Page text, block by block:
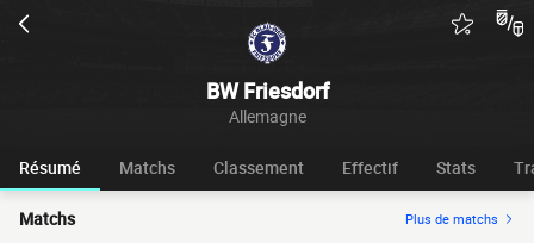
BW Friesdorf
Allemagne
Résumé Matchs Classement Effectif Stats
Matchs Plus de matchs